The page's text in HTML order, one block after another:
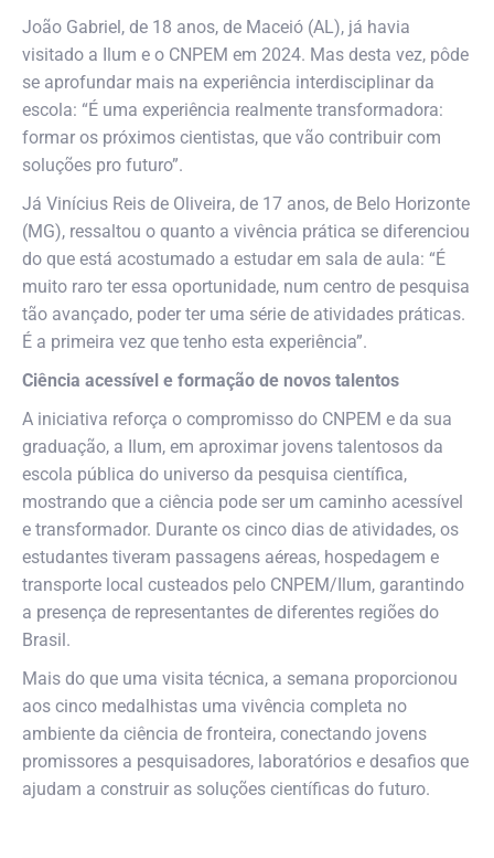
João Gabriel, de 18 anos, de Maceió (AL), já havia
visitado a Ilum e o CNPEM em 2024. Mas desta vez, pôde
se aprofundar mais na experiência interdisciplinar da
escola: “É uma experiência realmente transformadora:
formar os próximos cientistas, que vão contribuir com
soluções pro futuro”.
Já Vinícius Reis de Oliveira, de 17 anos, de Belo Horizonte
(MG), ressaltou o quanto a vivência prática se diferenciou
do que está acostumado a estudar em sala de aula: “É
muito raro ter essa oportunidade, num centro de pesquisa
tão avançado, poder ter uma série de atividades práticas.
É a primeira vez que tenho esta experiência”.
Ciência acessível e formação de novos talentos
A iniciativa reforça o compromisso do CNPEM e da sua
graduação, a Ilum, em aproximar jovens talentosos da
escola pública do universo da pesquisa científica,
mostrando que a ciência pode ser um caminho acessível
e transformador. Durante os cinco dias de atividades, os
estudantes tiveram passagens aéreas, hospedagem e
transporte local custeados pelo CNPEM/Ilum, garantindo
a presença de representantes de diferentes regiões do
Brasil.
Mais do que uma visita técnica, a semana proporcionou
aos cinco medalhistas uma vivência completa no
ambiente da ciência de fronteira, conectando jovens
promissores a pesquisadores, laboratórios e desafios que
ajudam a construir as soluções científicas do futuro.